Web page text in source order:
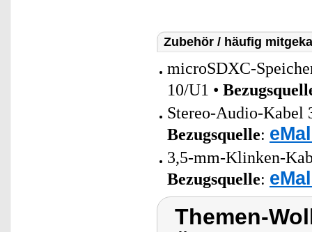
Zubehör / häufig
microSDXC-
10/U1 •
Stereo-Audio-Kabel
Bezugsquelle:
3,5-mm-Klinken-
Bezugsquelle:
Themen-